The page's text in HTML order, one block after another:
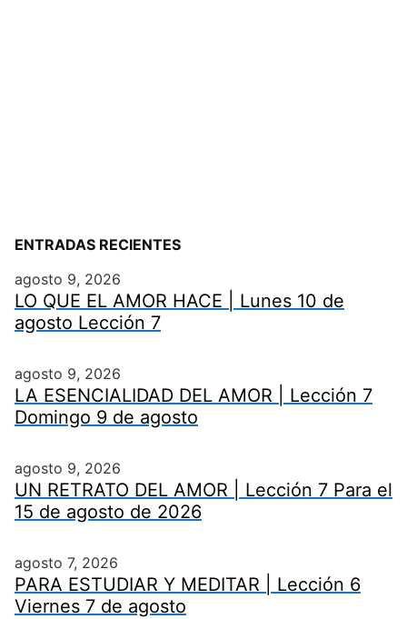
ENTRADAS RECIENTES
agosto 9, 2026
LO QUE EL AMOR HACE | Lunes 10 de
agosto Lección 7
agosto 9, 2026
LA ESENCIALIDAD DEL AMOR | Lección 7
Domingo 9 de agosto
agosto 9, 2026
UN RETRATO DEL AMOR | Lección 7 Para el
15 de agosto de 2026
agosto 7, 2026
PARA ESTUDIAR Y MEDITAR | Lección 6
Viernes 7 de agosto